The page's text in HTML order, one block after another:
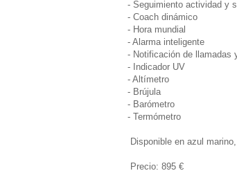
- Seguimiento actividad y
- Coach dinámico
- Hora mundial
- Alarma inteligente
- Notificación de llamadas
- Indicador UV
- Altímetro
- Brújula
- Barómetro
- Termómetro
Disponible en azul
Precio: 895 €